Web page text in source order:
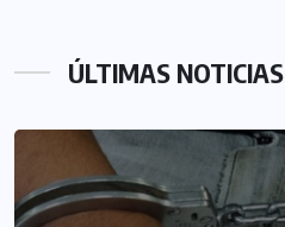
ÚLTIMAS NOTICIAS